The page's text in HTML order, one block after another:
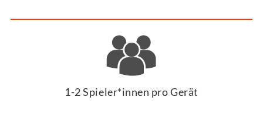
1-2 Spieler*innen pro Gerät